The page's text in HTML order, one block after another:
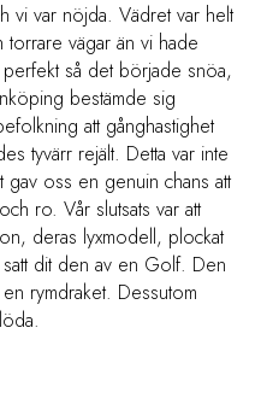
vi var nöjda. Vädret var helt
vägar än vi hade
så det började snöa,
bestämde sig
att gånghastighet
tyvärr rejält. Detta var inte
oss en genuin chans att
ro. Vår slutsats var att
deras lyxmodell, plockat
dit den av en Golf. Den
rymdraket. Dessutom